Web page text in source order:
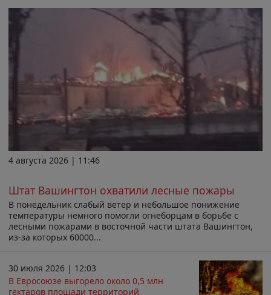
4 августа 2026 | 11:46
Штат Вашингтон охватили лесные пожары
В понедельник слабый ветер и небольшое понижение
температуры немного помогли огнеборцам в борьбе с
лесными пожарами в восточной части штата Вашингтон,
из-за которых 60000...
30 июля 2026 | 12:03
В Евросоюзе выгорело около 0,5 млн
гектаров площади территорий